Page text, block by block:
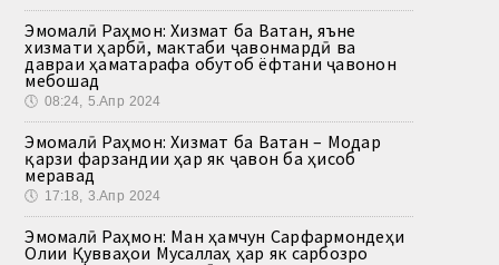
Эмомалӣ Раҳмон: Хизмат ба Ватан, яъне
хизмати ҳарбӣ, мактаби ҷавонмардӣ ва
давраи ҳаматарафа обутоб ёфтани ҷавонон
мебошад
🕔 08:24, 5.Апр 2024
Эмомалӣ Раҳмон: Хизмат ба Ватан – Модар
қарзи фарзандии ҳар як ҷавон ба ҳисоб
меравад
🕔 17:18, 3.Апр 2024
Эмомалӣ Раҳмон: Ман ҳамчун Сарфармондеҳи
Олии Қувваҳои Мусаллаҳ ҳар як сарбозро